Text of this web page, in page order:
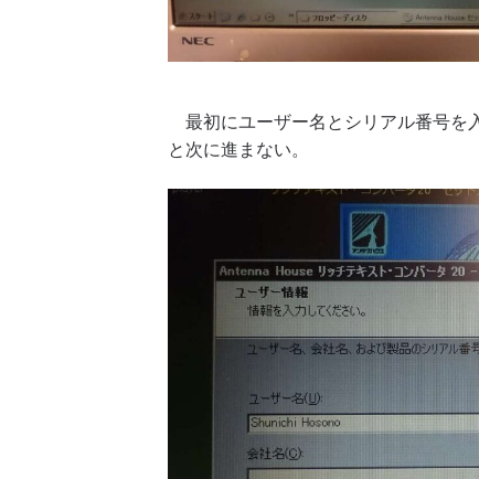
最初にユーザー名とシリアル番号を
と次に進まない。